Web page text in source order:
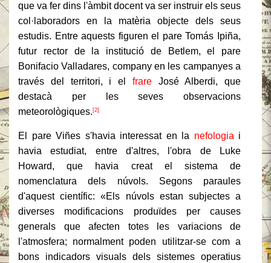
que va fer dins l'àmbit docent va ser instruir els seus
col·laboradors en la matèria objecte dels seus
estudis. Entre aquests figuren el pare Tomás Ipiña,
futur rector de la institució de Betlem, el pare
Bonifacio Valladares, company en les campanyes a
través del territori, i el frareJosé Alberdi, que
destacà per les seves observacions
meteorològiques. [2]
El pare Viñes s'havia interessat en la nefologia i
havia estudiat, entre d'altres, l'obra de Luke
Howard, que havia creat el sistema de
nomenclatura dels núvols. Segons paraules
d'aquest científic: «Els núvols estan subjectes a
diverses modificacions produïdes per causes
generals que afecten totes les variacions de
l'atmosfera; normalment poden utilitzar-se com a
bons indicadors visuals dels sistemes operatius